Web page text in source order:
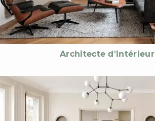
Architecte d'intérieur